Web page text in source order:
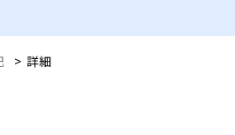
> 詳細